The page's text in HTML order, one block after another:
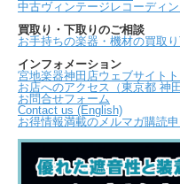
中古ヴィンテージレコーディ
買取り・下取りのご相談
お手持ちの楽器・機材の買取
インフォメーション
宮地楽器神田店ウェブサイト
お店へのアクセス（東京都 神
お問合せフォーム
Contact us (English)
お得情報満載のメルマガ購読